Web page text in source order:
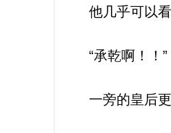
他几乎可以看
“承乾啊！！”
一旁的皇后更